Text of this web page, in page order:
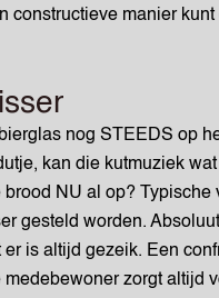
constructieve manier
nog STEEDS op
kan die kutmuziek
brood NU al op? Typische
gesteld worden.
er is altijd gezeik. Een
zorgt altijd